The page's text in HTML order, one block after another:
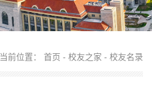
当前位置： 首页 - 校友之家 - 校友名录